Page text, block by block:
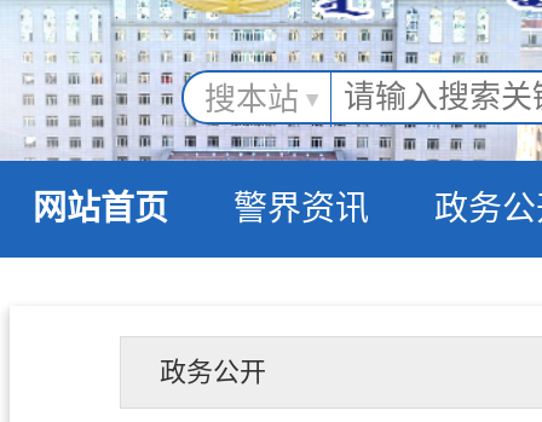
搜本站
网站首页 警界资讯 政务
政务公开